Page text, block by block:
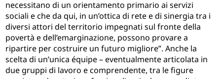
necessitano di un orientamento primario ai servizi
sociali e che da qui, in un’ottica di rete e di sinergia tra i
diversi attori del territorio impegnati sul fronte della
povertà e dell’emarginazione, possono provare a
ripartire per costruire un futuro migliore”. Anche la
scelta di un’unica équipe – eventualmente articolata in
due gruppi di lavoro e comprendente, tra le figure